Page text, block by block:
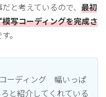
と考えているので、 最初
写コーディングを完成さ
。
ーディング 幅いっぱ
と紹介してくれている